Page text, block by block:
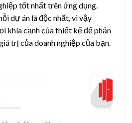
tốt nhất trên ứng dụng.
dự án là độc nhất, vì vậy
khía cạnh của thiết kế để phản
trị của doanh nghiệp của bạn.